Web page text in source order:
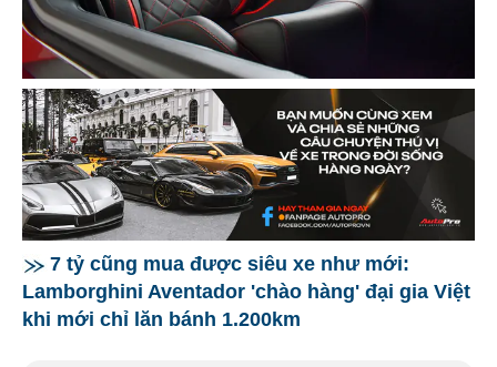
7 tỷ cũng mua được siêu xe như mới:
Lamborghini Aventador 'chào hàng' đại gia Việt
khi mới chỉ lăn bánh 1.200km